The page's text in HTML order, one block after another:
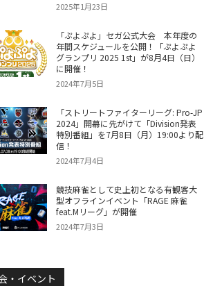
2025年1月23日
「ぷよぷよ」セガ公式大会 本年度の
年間スケジュールを公開！「ぷよぷよ
グランプリ 2025 1st」が8月4日（日）
に開催！
2024年7月5日
「ストリートファイターリーグ: Pro-JP
2024」開幕に先がけて「Division発表
特別番組」を7月8日（月）19:00より配
信！
2024年7月4日
競技麻雀として史上初となる有観客大
型オフラインイベント「RAGE 麻雀
feat.Mリーグ」が開催
2024年7月3日
・イベント